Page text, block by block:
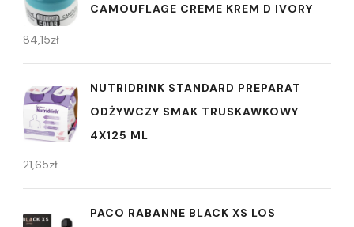
CAMOUFLAGE CREME KREM D IVORY
84,15zł
NUTRIDRINK STANDARD PREPARAT
ODŻYWCZY SMAK TRUSKAWKOWY
4X125 ML
21,65zł
PACO RABANNE BLACK XS LOS